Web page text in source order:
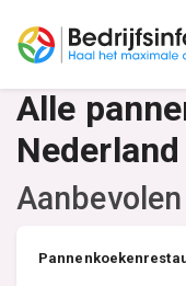
Alle
Nederland